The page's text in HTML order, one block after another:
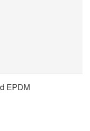
EPDM